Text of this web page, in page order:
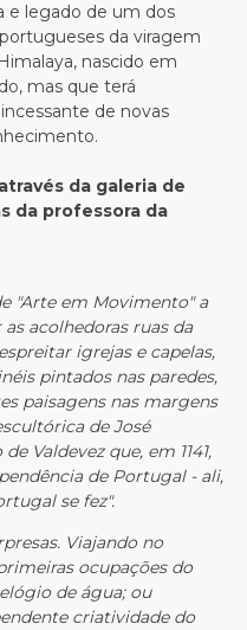
e legado de um dos
da viragem
nascido em
mas que terá
de novas
da galeria de
da professora da
"Arte em Movimento" a
acolhedoras ruas da
igrejas e capelas,
pintados nas paredes,
paisagens nas margens
de José
Valdevez que, em 1141,
de Portugal - ali,
se fez".
Viajando no
ocupações do
de água; ou
criatividade do